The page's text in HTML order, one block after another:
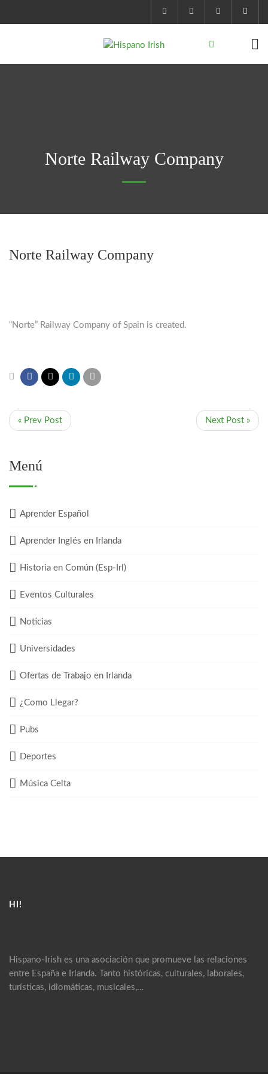
Norte Railway Company
Norte Railway Company
“Norte” Railway Company of Spain is created.
« Prev Post Next Post »
Menú
Aprender Español
Aprender Inglés en Irlanda
Historia en Común (Esp-Irl)
Eventos Culturales
Noticias
Universidades
Ofertas de Trabajo en Irlanda
¿Como Llegar?
Pubs
Deportes
Música Celta
HI!
Hispano-Irish es una asociación que promueve las relaciones
entre España e Irlanda. Tanto históricas, culturales, laborales,
turísticas, idiomáticas, musicales,…